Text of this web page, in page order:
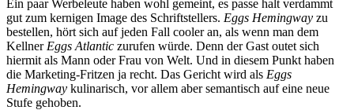
Ein paar Werbeleute haben wohl gemeint, es passe halt verdammt
gut zum kernigen Image des Schriftstellers. Eggs Hemingway zu
bestellen, hört sich auf jeden Fall cooler an, als wenn man dem
Kellner Eggs Atlantic zurufen würde. Denn der Gast outet sich
hiermit als Mann oder Frau von Welt. Und in diesem Punkt haben
die Marketing-Fritzen ja recht. Das Gericht wird als Eggs
Hemingway kulinarisch, vor allem aber semantisch auf eine neue
Stufe gehoben.